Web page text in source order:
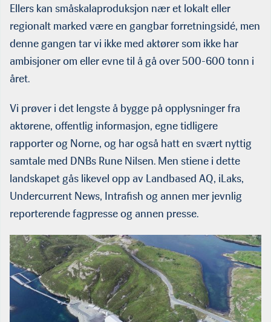
Ellers kan småskalaproduksjon nær et lokalt eller
regionalt marked være en gangbar forretningsidé, men
denne gangen tar vi ikke med aktører som ikke har
ambisjoner om eller evne til å gå over 500-600 tonn i
året.
Vi prøver i det lengste å bygge på opplysninger fra
aktørene, offentlig informasjon, egne tidligere
rapporter og Norne, og har også hatt en svært nyttig
samtale med DNBs Rune Nilsen. Men stiene i dette
landskapet gås likevel opp av Landbased AQ, iLaks,
Undercurrent News, Intrafish og annen mer jevnlig
reporterende fagpresse og annen presse.